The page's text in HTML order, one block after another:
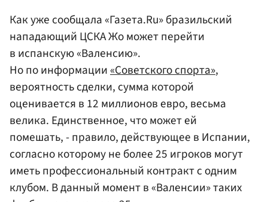
Как уже сообщала «Газета.Ru» бразильский
нападающий ЦСКА Жо может перейти
в испанскую «Валенсию».
Но по информации«Советского спорта»,
вероятность сделки, сумма которой
оценивается в 12 миллионов евро, весьма
велика. Единственное, что может ей
помешать, - правило, действующее в Испании,
согласно которому не более 25 игроков могут
иметь профессиональный контракт с одним
клубом. В данный момент в «Валенсии» таких